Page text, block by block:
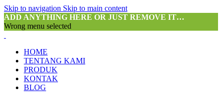
Skip to navigation Skip to main content
ADD ANYTHING HERE OR JUST REMOVE IT…
Wrong menu selected
HOME
TENTANG KAMI
PRODUK
KONTAK
BLOG